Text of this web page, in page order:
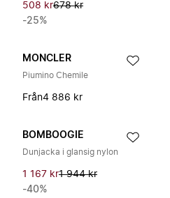
508 kr678 kr
-25%
MONCLER
Piumino Chemile
Från4 886 kr
BOMBOOGIE
Dunjacka i glansig nylon
1 167 kr1 944 kr
-40%